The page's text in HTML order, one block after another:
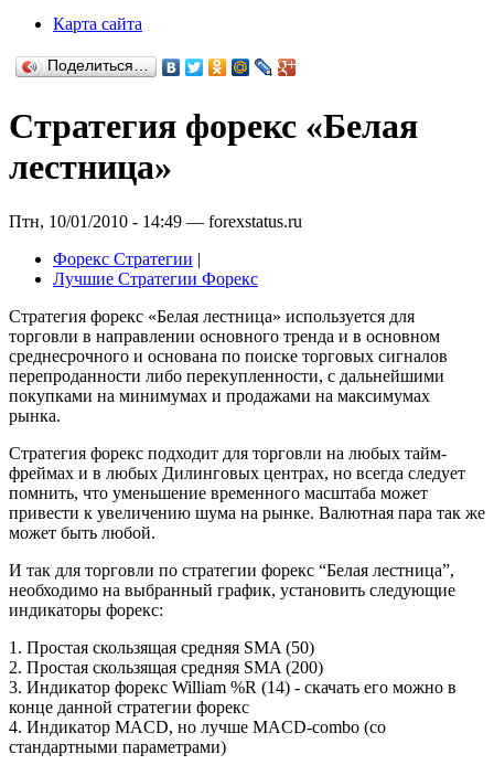
Карта сайта
Поделиться…
Стратегия форекс «Белая
лестница»
Птн, 10/01/2010 - 14:49 — forexstatus.ru
Форекс Стратегии |
Лучшие Стратегии Форекс
Стратегия форекс «Белая лестница» используется для
торговли в направлении основного тренда и в основном
среднесрочного и основана по поиске торговых сигналов
перепроданности либо перекупленности, с дальнейшими
покупками на минимумах и продажами на максимумах
рынка.
Стратегия форекс подходит для торговли на любых тайм-
фреймах и в любых Дилинговых центрах, но всегда следует
помнить, что уменьшение временного масштаба может
привести к увеличению шума на рынке. Валютная пара так же
может быть любой.
И так для торговли по стратегии форекс “Белая лестница”,
необходимо на выбранный график, установить следующие
индикаторы форекс:
1. Простая скользящая средняя SMA (50)
2. Простая скользящая средняя SMA (200)
3. Индикатор форекс William %R (14) - скачать его можно в
конце данной стратегии форекс
4. Индикатор MACD, но лучше MACD-combo (со
стандартными параметрами)